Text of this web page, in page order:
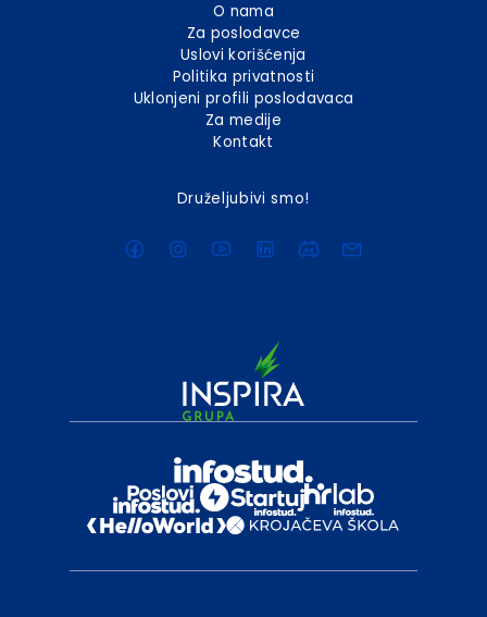
O nama
Za poslodavce
Uslovi korišćenja
Politika privatnosti
Uklonjeni profili poslodavaca
Za medije
Kontakt
Druželjubivi smo!